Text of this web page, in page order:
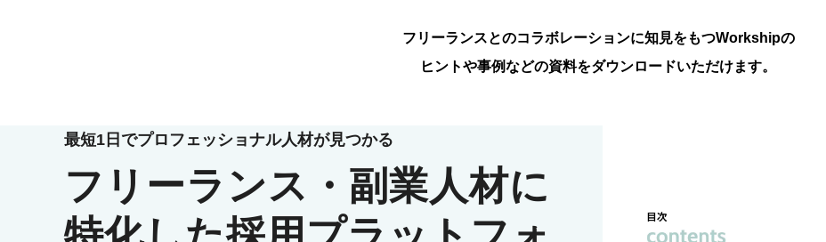
フリーランスとのコラボレーションに知見をもつWorkshipの
ヒントや事例などの資料をダウンロードいただけます。
最短1日でプロフェッショナル人材が見つかる
フリーランス・副業人材に